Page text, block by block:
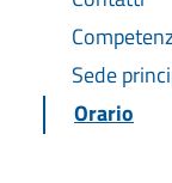
Sede
Orario